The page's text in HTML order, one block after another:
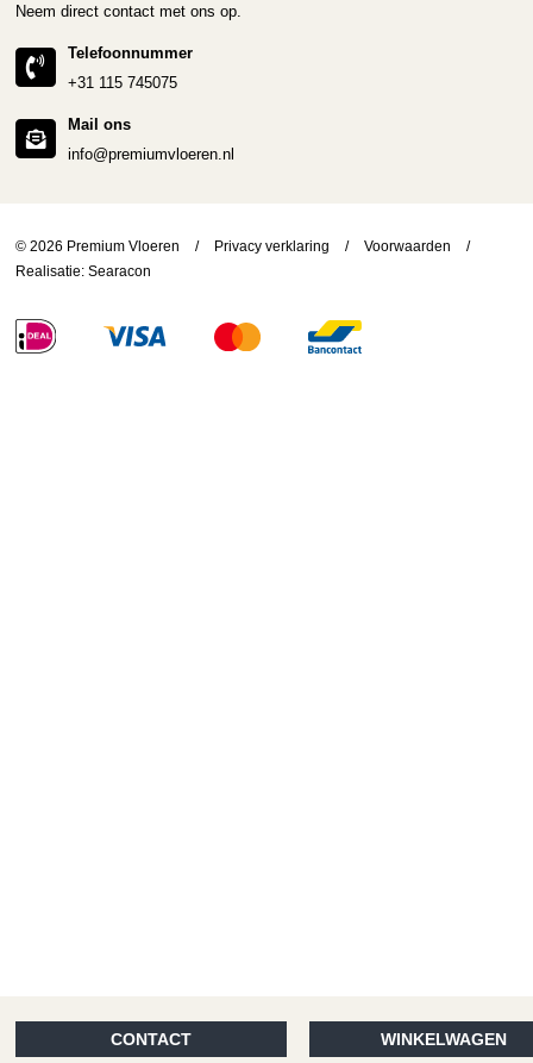
CONTACT WINKELWAGEN
Neem direct contact met ons op.
Telefoonnummer
+31 115 745075
Mail ons
info@premiumvloeren.nl
© 2026 Premium Vloeren / Privacy verklaring / Voorwaarden
/
Realisatie:Searacon